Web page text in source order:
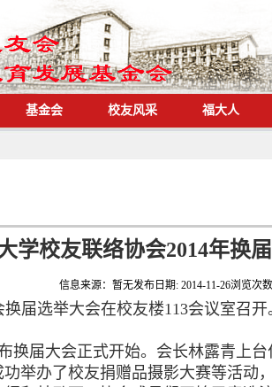
基金会 校友风采 福大人
学校友联络协会2014年换
信息来源： 暂无发布日期: 2014-11-26浏览次
届选举大会在校友楼113会议室召
换届大会正式开始。会长林露青上
举办了校友捐赠品摄影大赛等活动